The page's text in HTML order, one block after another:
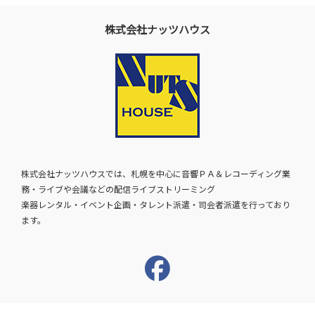
株式会社ナッツハウス
株式会社ナッツハウスでは、札幌を中心に音響ＰＡ＆レコーディング業
務・ライブや会議などの配信ライブストリーミング
楽器レンタル・イベント企画・タレント派遣・司会者派遣を行っており
ます。